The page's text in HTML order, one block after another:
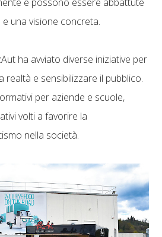
una visione concreta.
ha avviato diverse iniziative per
realtà e sensibilizzare il pubblico.
per aziende e scuole,
volti a favorire la
nella società.